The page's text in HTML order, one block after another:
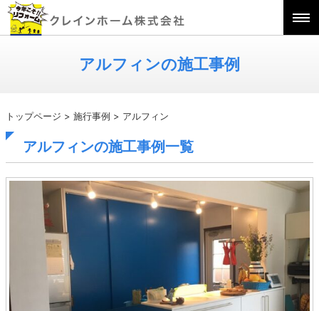
アルフィンの施工事例
トップページ > 施行事例 > アルフィン
アルフィンの施工事例一覧